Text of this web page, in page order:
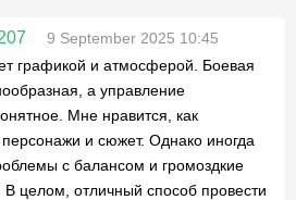
9 September 2025 10:45
графикой и атмосферой. Боевая
а управление
Мне нравится, как
и сюжет. Однако иногда
с балансом и громоздкие
целом, отличный способ провести